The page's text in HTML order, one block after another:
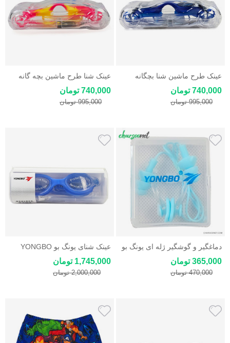
عینک طرح ماشین شنا بچگانه
یونگ بو رنگ آبی Yongbo
740,000 تومان
995,000 تومان
عینک شنا طرح ماشین بچه گانه
یونگ بو Yongbo
740,000 تومان
995,000 تومان
دماغگیر و گوشگیر ژله ای یونگ بو
365,000 تومان
470,000 تومان
عینک شنای یونگ بو YONGBO
زنانه و مردانه رنگ آبی
1,745,000 تومان
2,000,000 تومان